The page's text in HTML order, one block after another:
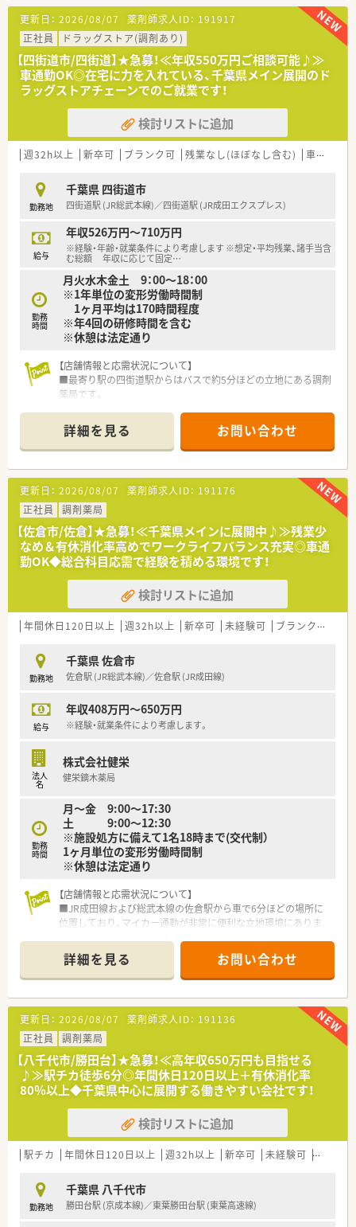
【法人特徴について】
■千葉県を中心に約100店舗の調剤薬局やドラッグストアを展
開し、地域医療に深く貢献しています。
■調剤事業のほか介護サービスも運営し、セルフメディケーショ
ンと在宅医療を推進しています。
■看護師やケアマネージャーなど多職種が在籍し、連携して地域
の健康をサポートしています。
【想定される業務内容】
■主な業務は、処方箋に基づく調剤業務、監査業務、患者様への
丁寧な服薬指導です。
方箋対応をお願いします。
■全店が調剤分離申請済みのため、レジ打ちや品出しはなく調剤
業務に専念できます。
【こんな取り組みをしています】
■「くるみんマーク」認定企業として、育児と仕事の両立を支援
する制度を推進しています。
■薬剤師だけでなく看護師やケアマネージャーとも連携し、地域
医療を支えています。
■研修認定薬剤師の取得奨励やe-learningなど、薬剤師の育成に
力を注いでいます。
更新日： 2026/08/07 薬剤師求人ID： 191917
正社員
ドラッグストア(調剤あり)
【四街道市/四街道】★急募！≪年収550万円ご相談可能♪≫
車通勤OK◎在宅に力を入れている、千葉県メイン展開のド
ラッグストアチェーンでのご就業です！
検討リストに追加
週32h以上 新卒可 ブランク可 残業なし(ほぼなし含む) 車通勤可
勤務地
千葉県 四街道市
四街道駅 (JR総武本線)／四街道駅 (JR成田エクスプレス)
給与
年収526万円～710万円
※経験・年齢・就業条件により考慮します ※想定・平均残業、諸手当含
む総額 年収に応じて固定…
勤務
時間
月火水木金土 9：00～18：00
※1年単位の変形労働時間制
1ヶ月平均は170時間程度
※年4回の研修時間を含む
※休憩は法定通り
【店舗情報と応需状況について】
■最寄り駅の四街道駅からはバスで約5分ほどの立地にある調剤
薬局です。
枚の処方箋を受け付けています。
■薬剤師は常勤2名と非常勤1名の体制で、協力しながら業務を
行っています。
【法人特徴について】
■千葉県を中心に約100店舗の調剤薬局やドラッグストアを展
開している企業です。
■セルフメディケーションと在宅医療の推進を掲げ、地域医療に
幅広く貢献しています。
■看護師やケアマネージャーなども在籍しており、職種を超えた
連携を大切にしています。
【こんな取り組みをしています】
■保健師や管理栄養士による健康サポートプログラムで、社員の
健康維持を支援しています。
きる環境です。
■スキルアップのための資格取得に関して、受講料などを貸し付
ける支援制度があります。
【やりがい/おすすめポイント】
■分離申請により調剤業務に専念でき、専門性を高められる点が
医療を支えるやりがいがあります。
■家賃100％会社負担の借上げ社宅制度があり、生活の負担を大
詳細を見る お問い合わせ
更新日： 2026/08/07 薬剤師求人ID： 191176
正社員
調剤薬局
【佐倉市/佐倉】★急募！≪千葉県メインに展開中♪≫残業少
なめ＆有休消化率高めでワークライフバランス充実◎車通
勤OK◆総合科目応需で経験を積める環境です！
検討リストに追加
年間休日120日以上 週32h以上 新卒可 未経験可 ブランク可
勤務地
千葉県 佐倉市
佐倉駅 (JR総武本線)／佐倉駅 (JR成田線)
給与
年収408万円～650万円
※経験・就業条件により考慮します。
法人
名
株式会社健栄
健栄鏑木薬局
勤務
時間
月～金 9:00〜17:30
土 9:00〜12:30
※施設処方に備えて1名18時まで(交代制）
1ヶ月単位の変形労働時間制
※休憩は法定通り
【店舗情報と応需状況について】
■JR成田線および総武本線の佐倉駅から車で6分ほどの場所に
位置しており、マイカー通勤が非常に便利な立地環境にありま
■佐倉厚生園病院の門前に構えており、内科や循環器科、泌尿器
科など幅広い総合科目を1日平均70枚から80枚ほど応需してい
ます。
■薬剤師は正社員5名とパート2名の手厚い体制で、事務スタッ
フも4名在籍しており、協力し合いながら円滑に業務を進められ
る環境です。
【法人特徴について】
■千葉県を中心に26店舗を展開する地域密着型の安定企業であ
り、地域のニーズに合わせた独自の店舗づくりを推進している法
人です。
■全店舗で在宅医療の受入体制が整っており、多職種と連携しな
がら地域包括ケアシステムの一翼を担う、真の地域密着を体現し
ています。
■ボトムアップの社風を大切にしており、現場の薬剤師の意見が
織です。
【勤務実態について】
詳細を見る お問い合わせ
更新日： 2026/08/07 薬剤師求人ID： 191136
正社員
調剤薬局
【八千代市/勝田台】★急募！≪高年収650万円も目指せる
♪≫駅チカ徒歩6分◎年間休日120日以上＋有休消化率
80％以上◆千葉県中心に展開する働きやすい会社です！
検討リストに追加
駅チカ 年間休日120日以上 週32h以上 新卒可 未経験可 ブラン
勤務地
千葉県 八千代市
勝田台駅 (京成本線)／東葉勝田台駅 (東葉高速線)